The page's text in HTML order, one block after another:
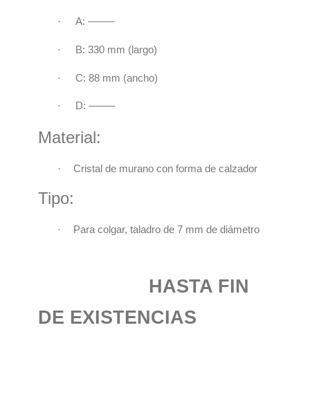
· A: ——–
· B: 330 mm (largo)
· C: 88 mm (ancho)
· D: ——–
Material:
· Cristal de murano con forma de calzador
Tipo:
· Para colgar, taladro de 7 mm de diámetro
HASTA FIN
DE EXISTENCIAS